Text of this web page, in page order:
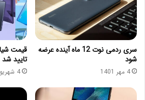
سری ردمی نوت 12 ماه آینده عرضه
شود
4 مهر 1401
تایید شد
4 شهریور 1401